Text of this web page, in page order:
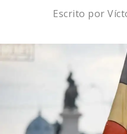
Escrito por